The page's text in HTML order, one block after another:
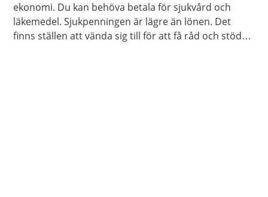
ekonomi. Du kan behöva betala för sjukvård och
läkemedel. Sjukpenningen är lägre än lönen. Det
finns ställen att vända sig till för att få råd och stöd